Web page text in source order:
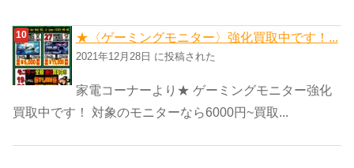
★〈ゲーミングモニター〉強化買取中です！...
2021年12月28日 に投稿された
家電コーナーより★ ゲーミングモニター強化
買取中です！ 対象のモニターなら6000円~買取...